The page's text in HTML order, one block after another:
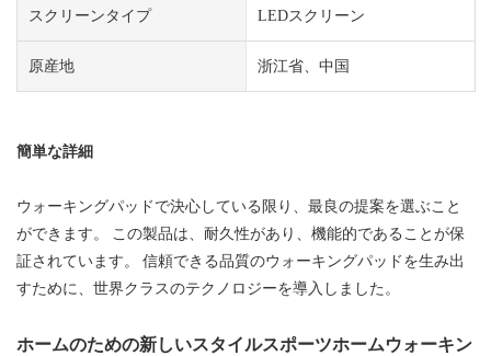
スクリーンタイプ LEDスクリーン
原産地 浙江省、中国
簡単な詳細
ウォーキングパッドで決心している限り、最良の提案を選ぶこと
ができます。 この製品は、耐久性があり、機能的であることが保
証されています。 信頼できる品質のウォーキングパッドを生み出
すために、世界クラスのテクノロジーを導入しました。
ホームのための新しいスタイルスポーツホームウォーキン